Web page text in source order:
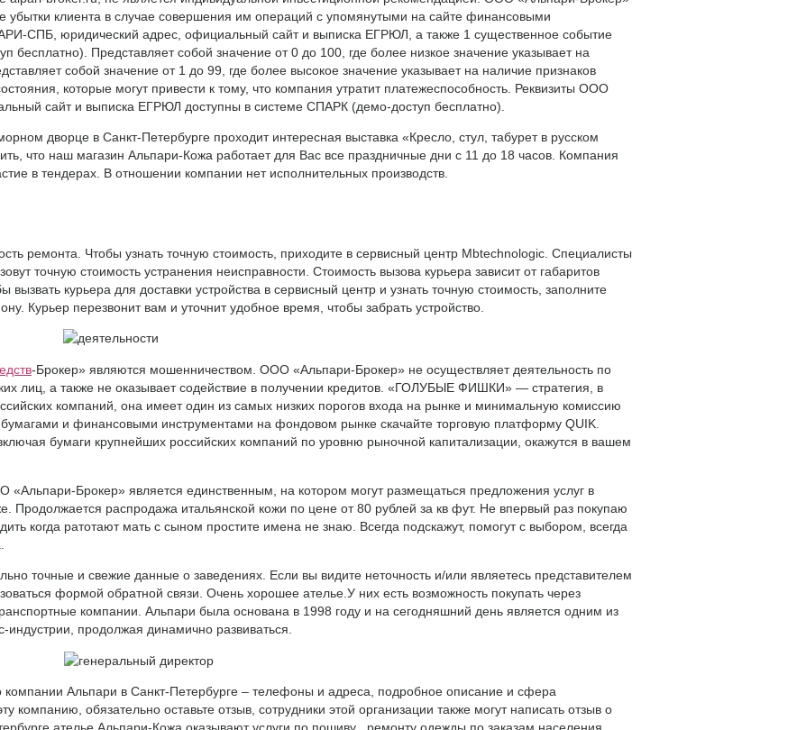
убытки клиента в случае совершения им операций с упомянутыми на сайте финансовыми
СПБ, юридический адрес, официальный сайт и выписка ЕГРЮЛ, а также 1 существенное событие
бесплатно). Представляет собой значение от 0 до 100, где более низкое значение указывает на
собой значение от 1 до 99, где более высокое значение указывает на наличие признаков
которые могут привести к тому, что компания утратит платежеспособность. Реквизиты ООО
сайт и выписка ЕГРЮЛ доступны в системе СПАРК (демо-доступ бесплатно).
дворце в Санкт-Петербурге проходит интересная выставка «Кресло, стул, табурет в русском
что наш магазин Альпари-Кожа работает для Вас все праздничные дни с 11 до 18 часов. Компания
в тендерах. В отношении компании нет исполнительных производств.
ремонта. Чтобы узнать точную стоимость, приходите в сервисный центр Mbtechnologic. Специалисты
точную стоимость устранения неисправности. Стоимость вызова курьера зависит от габаритов
вызвать курьера для доставки устройства в сервисный центр и узнать точную стоимость, заполните
Курьер перезвонит вам и уточнит удобное время, чтобы забрать устройство.
-Брокер» являются мошенничеством. ООО «Альпари-Брокер» не осуществляет деятельность по
лиц, а также не оказывает содействие в получении кредитов. «ГОЛУБЫЕ ФИШКИ» — стратегия, в
компаний, она имеет один из самых низких порогов входа на рынке и минимальную комиссию
и финансовыми инструментами на фондовом рынке скачайте торговую платформу QUIK.
бумаги крупнейших российских компаний по уровню рыночной капитализации, окажутся в вашем
Брокер» является единственным, на котором могут размещаться предложения услуг в
Продолжается распродажа итальянской кожи по цене от 80 рублей за кв фут. Не впервый раз покупаю
когда ратотают мать с сыном простите имена не знаю. Всегда подскажут, помогут с выбором, всегда
точные и свежие данные о заведениях. Если вы видите неточность и/или являетесь представителем
формой обратной связи. Очень хорошее ателье.У них есть возможность покупать через
компании. Альпари была основана в 1998 году и на сегодняшний день является одним из
продолжая динамично развиваться.
Альпари в Санкт-Петербурге – телефоны и адреса, подробное описание и сфера
компанию, обязательно оставьте отзыв, сотрудники этой организации также могут написать отзыв о